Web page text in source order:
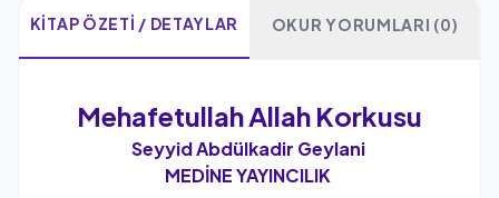
KITAP ÖZETI / DETAYLAR OKUR YORUMLARI (0)
Mehafetullah Allah Korkusu
Seyyid Abdülkadir Geylani
MEDİNE YAYINCILIK